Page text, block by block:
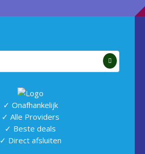
✓ Onafhankelijk
✓ Alle Providers
✓ Beste deals
✓ Direct afsluiten